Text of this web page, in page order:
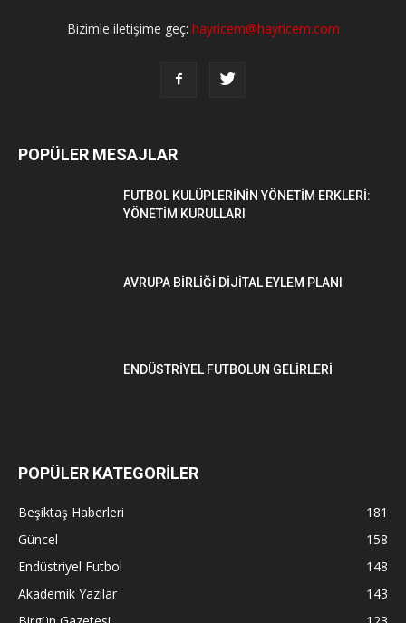
Bizimle iletişime geç: hayricem@hayricem.com
POPÜLER MESAJLAR
FUTBOL KULÜPLERİNİN YÖNETİM ERKLERİ:
YÖNETİM KURULLARI
AVRUPA BİRLİĞİ DİJİTAL EYLEM PLANI
ENDÜSTRİYEL FUTBOLUN GELİRLERİ
POPÜLER KATEGORİLER
Beşiktaş Haberleri
181
Güncel
158
Endüstriyel Futbol
148
Akademik Yazılar
143